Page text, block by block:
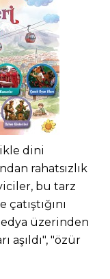
dini
rahatsızlık
bu tarz
üzerinden
aşıldı", "özür